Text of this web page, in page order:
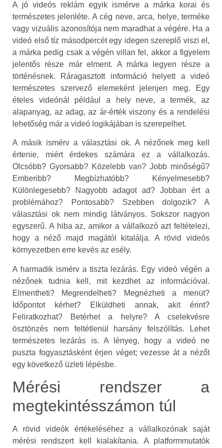
A jó videós reklám egyik ismérve a márka korai és
természetes jelenléte. A cég neve, arca, helye, terméke
vagy vizuális azonosítója nem maradhat a végére. Ha a
videó első tíz másodpercét egy idegen szereplő viszi el,
a márka pedig csak a végén villan fel, akkor a figyelem
jelentős része már elment. A márka legyen része a
történésnek. Ráragasztott információ helyett a videó
természetes szervező elemeként jelenjen meg. Egy
ételes videónál például a hely neve, a termék, az
alapanyag, az adag, az ár-érték viszony és a rendelési
lehetőség már a videó logikájában is szerepelhet.
A másik ismérv a választási ok. A nézőnek meg kell
értenie, miért érdekes számára ez a vállalkozás.
Olcsóbb? Gyorsabb? Közelebb van? Jobb minőségű?
Emberibb? Megbízhatóbb? Kényelmesebb?
Különlegesebb? Nagyobb adagot ad? Jobban ért a
problémához? Pontosabb? Szebben dolgozik? A
választási ok nem mindig látványos. Sokszor nagyon
egyszerű. A hiba az, amikor a vállalkozó azt feltételezi,
hogy a néző majd magától kitalálja. A rövid videós
környezetben erre kevés az esély.
A harmadik ismérv a tiszta lezárás. Egy videó végén a
nézőnek tudnia kell, mit kezdhet az információval.
Elmentheti? Megrendelheti? Megnézheti a menüt?
Időpontot kérhet? Elküldheti annak, akit érint?
Feliratkozhat? Betérhet a helyre? A cselekvésre
ösztönzés nem feltétlenül harsány felszólítás. Lehet
természetes lezárás is. A lényeg, hogy a videó ne
puszta fogyasztásként érjen véget; vezesse át a nézőt
egy következő üzleti lépésbe.
Mérési rendszer a
megtekintésszámon túl
A rövid videók értékeléséhez a vállalkozónak saját
mérési rendszert kell kialakítania. A platformmutatók